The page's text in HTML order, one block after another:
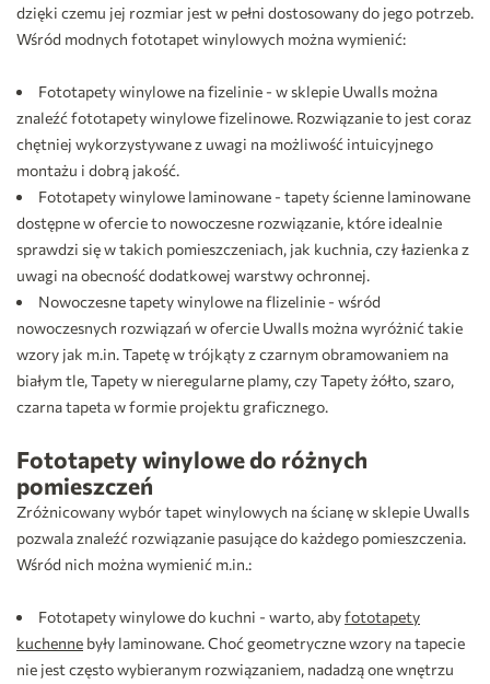
dzięki czemu jej rozmiar jest w pełni dostosowany do jego potrzeb.
Wśród modnych fototapet winylowych można wymienić:
Fototapety winylowe na fizelinie - w sklepie Uwalls można
znaleźć fototapety winylowe fizelinowe. Rozwiązanie to jest coraz
chętniej wykorzystywane z uwagi na możliwość intuicyjnego
montażu i dobrą jakość.
Fototapety winylowe laminowane - tapety ścienne laminowane
dostępne w ofercie to nowoczesne rozwiązanie, które idealnie
sprawdzi się w takich pomieszczeniach, jak kuchnia, czy łazienka z
uwagi na obecność dodatkowej warstwy ochronnej.
Nowoczesne tapety winylowe na flizelinie - wśród
nowoczesnych rozwiązań w ofercie Uwalls można wyróżnić takie
wzory jak m.in. Tapetę w trójkąty z czarnym obramowaniem na
białym tle, Tapety w nieregularne plamy, czy Tapety żółto, szaro,
czarna tapeta w formie projektu graficznego.
Fototapety winylowe do różnych
pomieszczeń
Zróżnicowany wybór tapet winylowych na ścianę w sklepie Uwalls
pozwala znaleźć rozwiązanie pasujące do każdego pomieszczenia.
Wśród nich można wymienić m.in.:
Fototapety winylowe do kuchni - warto, abyfototapety
kuchenne były laminowane. Choć geometryczne wzory na tapecie
nie jest często wybieranym rozwiązaniem, nadadzą one wnętrzu